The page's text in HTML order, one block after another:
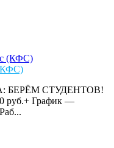
(КФС)
БЕРЁМ СТУДЕНТОВ!
руб.+ График —